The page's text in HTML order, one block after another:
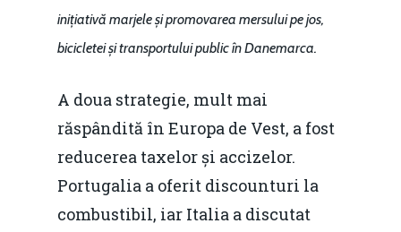
inițiativă marjele și promovarea mersului pe jos,
bicicletei și transportului public în Danemarca.
A doua strategie, mult mai
răspândită în Europa de Vest, a fost
reducerea taxelor și accizelor.
Portugalia a oferit discounturi la
combustibil, iar Italia a discutat